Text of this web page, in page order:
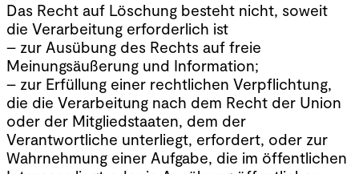
Das Recht auf Löschung besteht nicht, soweit
die Verarbeitung erforderlich ist
– zur Ausübung des Rechts auf freie
Meinungsäußerung und Information;
– zur Erfüllung einer rechtlichen Verpflichtung,
die die Verarbeitung nach dem Recht der Union
oder der Mitgliedstaaten, dem der
Verantwortliche unterliegt, erfordert, oder zur
Wahrnehmung einer Aufgabe, die im öffentlichen